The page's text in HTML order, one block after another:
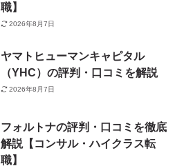
職】
2026年8月7日
ヤマトヒューマンキャピタル
（YHC）の評判・口コミを解説
2026年8月7日
フォルトナの評判・口コミを徹底
解説【コンサル・ハイクラス転
職】